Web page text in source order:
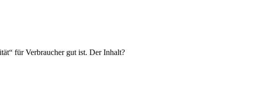
für Verbraucher gut ist. Der Inhalt?